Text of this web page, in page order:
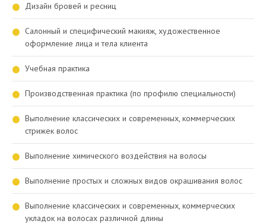
Дизайн бровей и ресниц
Салонный и специфический макияж, художественное
оформление лица и тела клиента
Учебная практика
Производственная практика (по профилю специальности)
Выполнение классических и современных, коммерческих
стрижек волос
Выполнение химического воздействия на волосы
Выполнение простых и сложных видов окрашивания волос
Выполнение классических и современных, коммерческих
укладок на волосах различной длины